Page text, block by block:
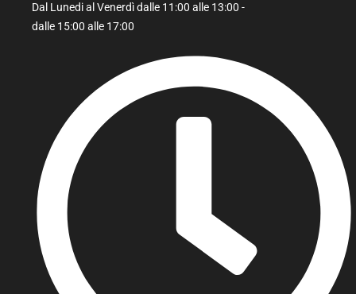
Dal Lunedi al Venerdì dalle 11:00 alle 13:00 -
dalle 15:00 alle 17:00